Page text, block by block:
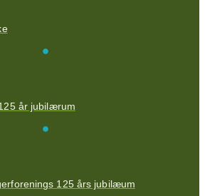
år jubilærum
125 års jubilæum